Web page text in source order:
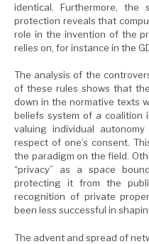
identical. Furthermore,
protection reveals that
role in the invention of the
relies on, for instance in the
The analysis of the
of these rules shows that
down in the normative texts
beliefs system of a coalition
valuing individual
respect of one’s consent.
the paradigm on the field.
“privacy” as a space
protecting it from the
recognition of private
been less successful in
The advent and spread of